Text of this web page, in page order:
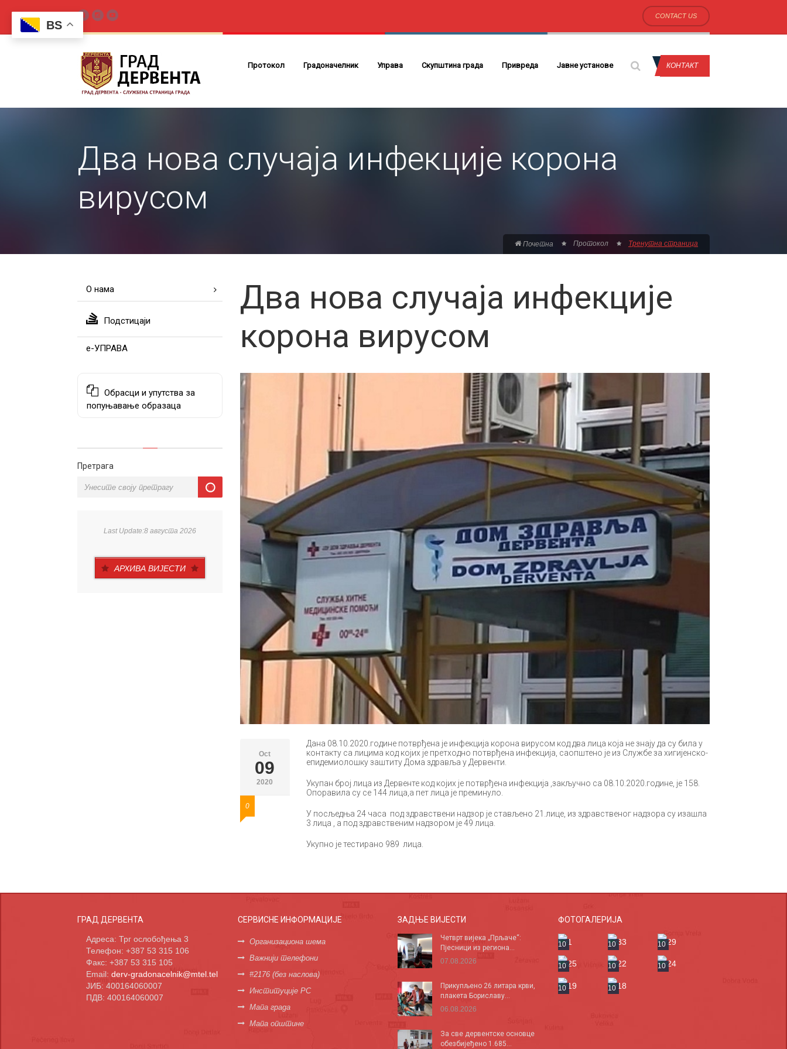
CONTACT US
Протокол Градоначелник Управа Скупштина града Привреда Јавне установе КОНТАКТ
Два нова случаја инфекције корона
вирусом
Почетна Протокол Тренутна страница
О нама
Подстицаји
е-УПРАВА
Обрасци и упутства за
попуњавање образаца
Претрага
Last Update:8 августа 2026
АРХИВА ВИЈЕСТИ
Два нова случаја инфекције
корона вирусом
Oct
09
2020
0
Дана 08.10.2020.године потврђена је инфекција корона вирусом код два лица која не знају да су била у
контакту са лицима код којих је претходно потврђена инфекција, саопштено је из Службе за хигијенско-
епидемиолошку заштиту Дома здравља у Дервенти.
Укупан број лица из Дервенте код којих је потврђена инфекција ,закључно са 08.10.2020.године, је 158.
Опоравила су се 144 лица,а пет лица је преминуло.
У посљедња 24 часа под здравствени надзор је стављено 21.лице, из здравственог надзора су изашла
3 лица , а под здравственим надзором је 49 лица.
Укупно је тестирано 989 лица.
ГРАД ДЕРВЕНТА
Адреса: Трг ослобођења 3
Телефон: +387 53 315 106
Факс: +387 53 315 105
Email: derv-gradonacelnik@mtel.tel
ЈИБ: 400164060007
ПДВ: 400164060007
СЕРВИСНЕ ИНФОРМАЦИЈЕ
Организациона шема
Важнији телефони
#2176 (без наслова)
Институције РС
Мапа града
Мапа општине
ЗАДЊЕ ВИЈЕСТИ
Четврт вијека „Прљаче“:
Пјесници из региона...
07.08.2026
Прикупљено 26 литара крви,
плакета Бориславу...
06.08.2026
За све дервентске основце
обезбијеђено 1.685...
ФОТОГАЛЕРИЈА
10 10 10
10 10 10
10 10
BS